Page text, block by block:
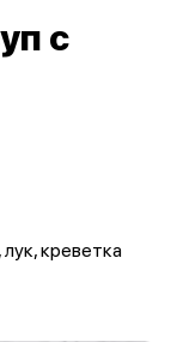
с
креветка